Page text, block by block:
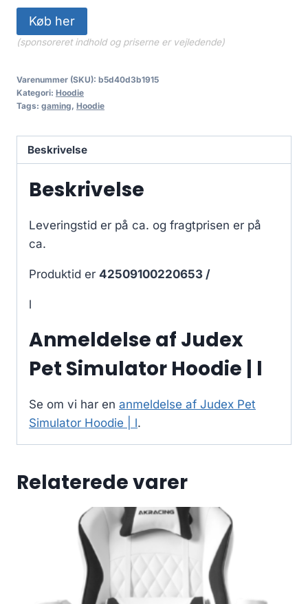
Køb her
(sponsoreret indhold og priserne er vejledende)
Varenummer (SKU): b5d40d3b1915
Kategori: Hoodie
Tags: gaming, Hoodie
Beskrivelse
Beskrivelse
Leveringstid er på ca. og fragtprisen er på
ca.
Produktid er 42509100220653 /
l
Anmeldelse af Judex
Pet Simulator Hoodie | l
Se om vi har en anmeldelse af Judex Pet
Simulator Hoodie | l.
Relaterede varer